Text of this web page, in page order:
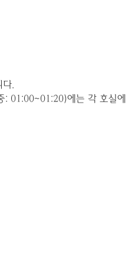
다.
01:00~01:20)에는 각 호실에